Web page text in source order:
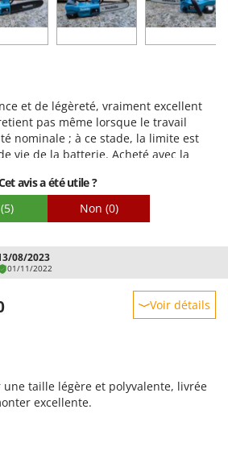
et de légèreté, vraiment excellent
pas même lorsque le travail
nominale ; à ce stade, la limite est
vie de la batterie. Acheté avec la
tenu également des temps de charge
dans l'usage prévu, le travail
nous pouvons donc nous
avis a été utile ?
(5) Non (0)
08/2023
01/11/2022
Voir détails
taille légère et polyvalente, livrée
excellente.